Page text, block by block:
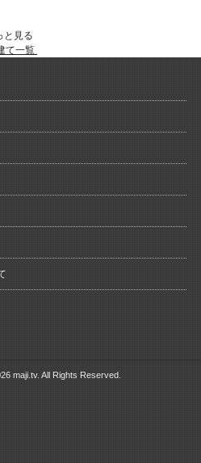
と見る
て一覧
maji.tv. All Rights Reserved.